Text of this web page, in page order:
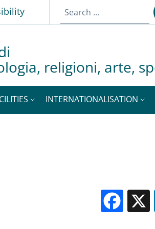
religioni, arte,
INTERNATIONALISATION